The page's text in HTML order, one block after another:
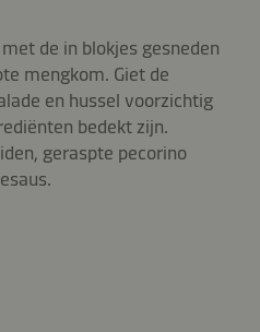
de in blokjes gesneden
mengkom. Giet de
en hussel voorzichtig
bedekt zijn.
geraspte pecorino